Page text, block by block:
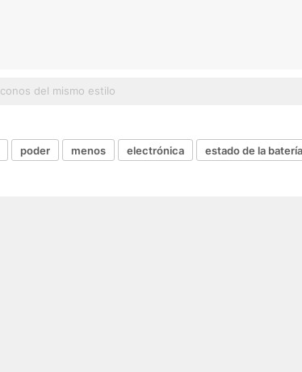
poder menos electrónica estado de la batería